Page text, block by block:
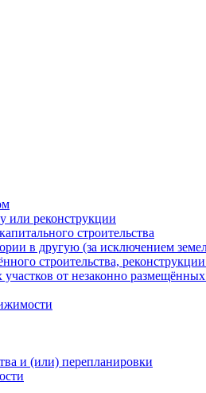
реконструкции
строительства
в другую (за исключением
строительства,
от незаконно
и (или) перепланировки